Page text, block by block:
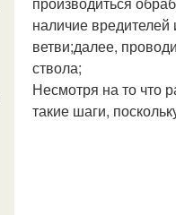
наличие
ветви;далее,
ствола;
Несмотря на то что
такие шаги,